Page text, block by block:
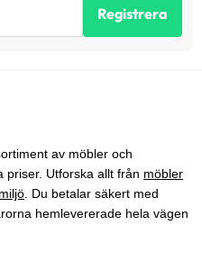
Registrera
av möbler och
priser. Utforska allt från möbler
. Du betalar säkert med
hemlevererade hela vägen